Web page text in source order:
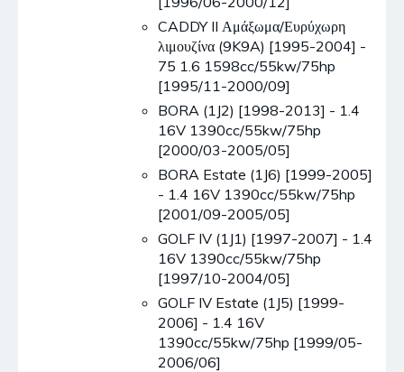
CADDY II Αμάξωμα/Ευρύχωρη
λιμουζίνα (9K9A) [1995-2004] -
75 1.6 1598cc/55kw/75hp
[1995/11-2000/09]
BORA (1J2) [1998-2013] - 1.4
16V 1390cc/55kw/75hp
[2000/03-2005/05]
BORA Estate (1J6) [1999-2005]
- 1.4 16V 1390cc/55kw/75hp
[2001/09-2005/05]
GOLF IV (1J1) [1997-2007] - 1.4
16V 1390cc/55kw/75hp
[1997/10-2004/05]
GOLF IV Estate (1J5) [1999-
2006] - 1.4 16V
1390cc/55kw/75hp [1999/05-
2006/06]